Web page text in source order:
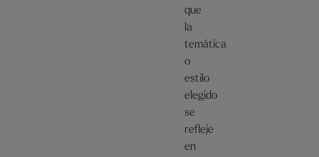
que
la
temática
o
estilo
elegido
se
refleje
en